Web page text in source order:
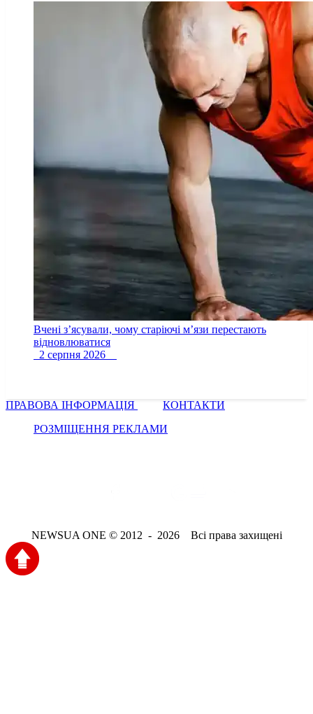
Вчені з’ясували, чому старіючі м’язи перестають
відновлюватися
2 серпня 2026
ПРАВОВА ІНФОРМАЦІЯ
КОНТАКТИ
РОЗМІЩЕННЯ РЕКЛАМИ
NEWSUA ONE © 2012 - 2026 Всі права захищені